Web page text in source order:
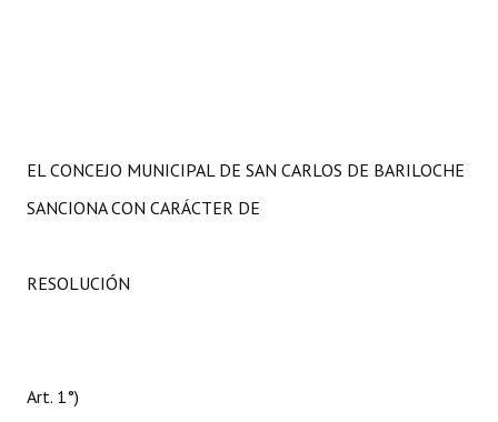
EL CONCEJO MUNICIPAL DE SAN CARLOS DE BARILOCHE
SANCIONA CON CARÁCTER DE
RESOLUCIÓN
Art. 1°)